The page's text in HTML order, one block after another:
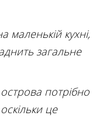
маленькій кухні,
загальне
потрібно
це